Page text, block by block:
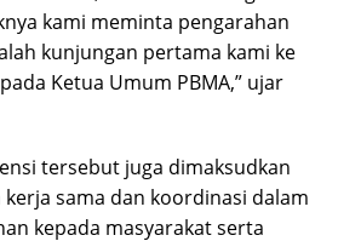
kami meminta pengarahan
kunjungan pertama kami ke
Ketua Umum PBMA,” ujar
tersebut juga dimaksudkan
sama dan koordinasi dalam
kepada masyarakat serta